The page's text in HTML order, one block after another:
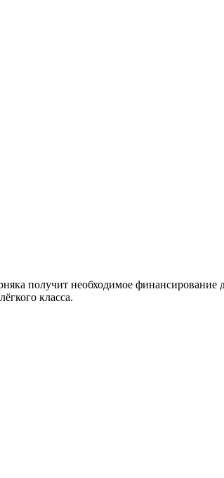
получит необходимое финансирование
класса.